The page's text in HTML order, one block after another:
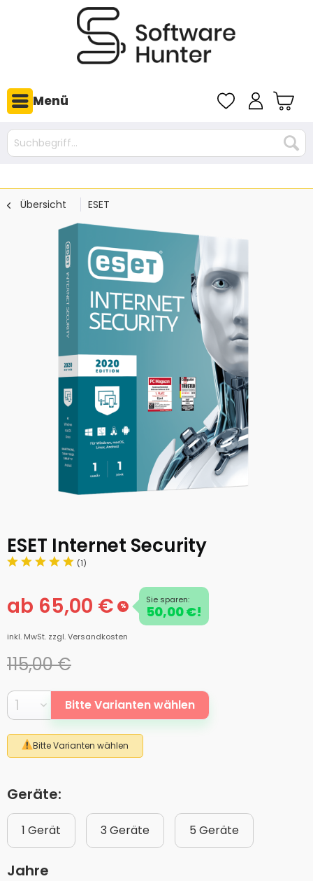
Menü
Übersicht ESET
ESET Internet Security
(1)
ab 65,00 € %
Sie sparen:
50,00 €!
inkl. MwSt. zzgl. Versandkosten
115,00 €
Bitte Varianten wählen
Bitte Varianten wählen
Geräte:
1 Gerät 3 Geräte 5 Geräte
Jahre